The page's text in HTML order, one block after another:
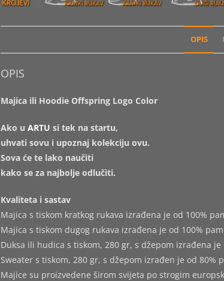
OPIS
OPIS
Majica ili Hoodie Offspring Logo Color
Ako u ARTU si tek na startu,
uhvati sovu i upoznaj kolekciju ovu.
Sova će te lako naučiti
kako se za najbolje odlučiti.
Kvaliteta i sastav
Majica s tiskom kratkog rukava izrađena je od 100%
Majica s tiskom dugog rukava izrađena je od 100%
Duksa ili hudica s tiskom, 280 gr, s džepom izrađena
Sweater s tiskom, 280 gr, s džepom izrađen je od 80%
Majice su proizvedene širom svijeta po strogim